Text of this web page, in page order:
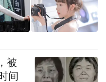
为评判标准。
被
间